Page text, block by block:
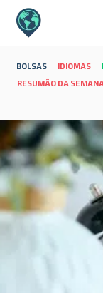
BOLSAS IDIOMAS
RESUMÃO DA